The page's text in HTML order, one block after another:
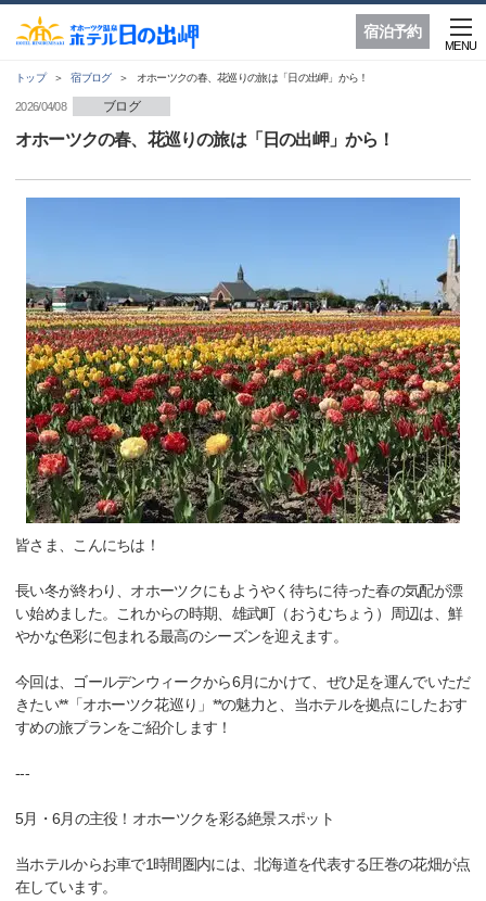
宿泊予約
MENU
トップ 宿ブログ オホーツクの春、花巡りの旅は「日の出岬」から！
2026/04/08 ブログ
オホーツクの春、花巡りの旅は「日の出岬」から！
皆さま、こんにちは！
長い冬が終わり、オホーツクにもようやく待ちに待った春の気配が漂
い始めました。これからの時期、雄武町（おうむちょう）周辺は、鮮
やかな色彩に包まれる最高のシーズンを迎えます。
今回は、ゴールデンウィークから6月にかけて、ぜひ足を運んでいただ
きたい**「オホーツク花巡り」**の魅力と、当ホテルを拠点にしたおす
すめの旅プランをご紹介します！
---
5月・6月の主役！オホーツクを彩る絶景スポット
当ホテルからお車で1時間圏内には、北海道を代表する圧巻の花畑が点
在しています。